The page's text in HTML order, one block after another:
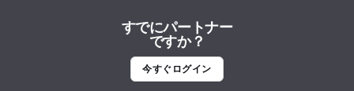
すでにパートナー
ですか？
今すぐログイン